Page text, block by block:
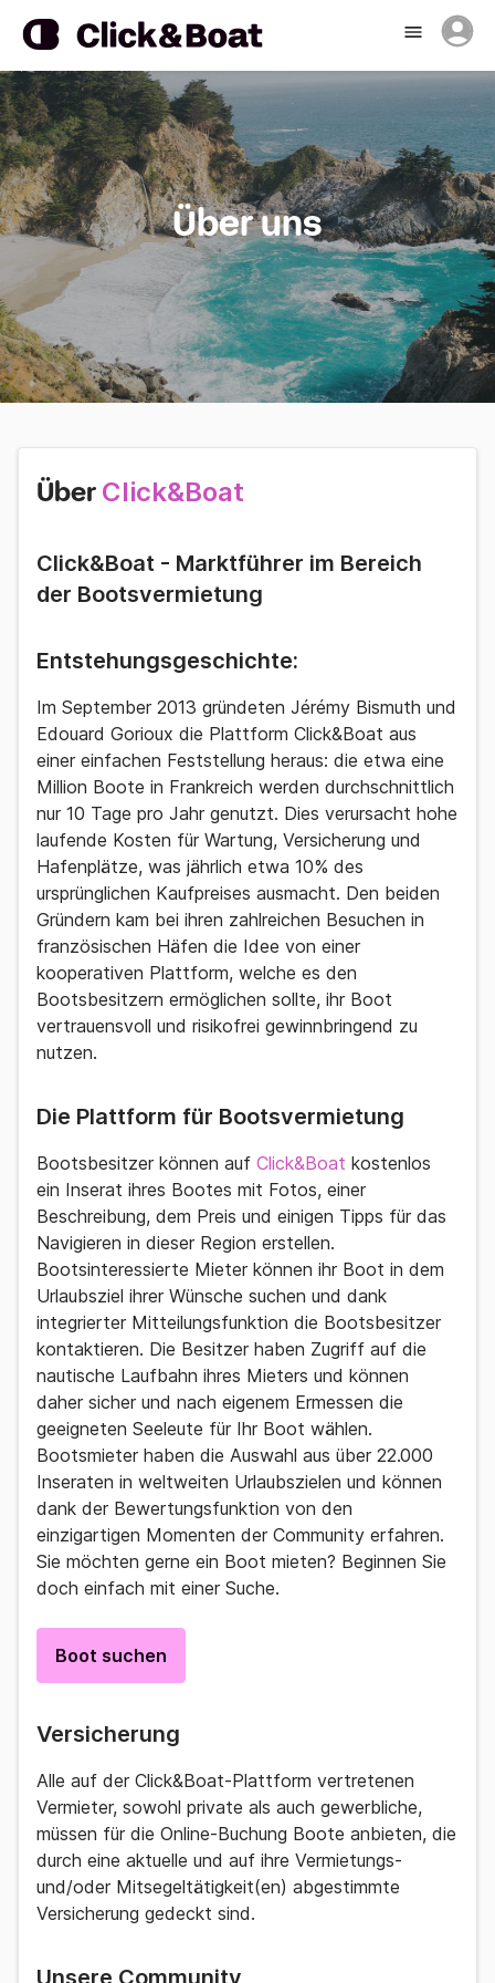
Über uns
Über Click&Boat
Click&Boat - Marktführer im Bereich
der Bootsvermietung
Entstehungsgeschichte:
Im September 2013 gründeten Jérémy Bismuth und
Edouard Gorioux die Plattform Click&Boat aus
einer einfachen Feststellung heraus: die etwa eine
Million Boote in Frankreich werden durchschnittlich
nur 10 Tage pro Jahr genutzt. Dies verursacht hohe
laufende Kosten für Wartung, Versicherung und
Hafenplätze, was jährlich etwa 10% des
ursprünglichen Kaufpreises ausmacht. Den beiden
Gründern kam bei ihren zahlreichen Besuchen in
französischen Häfen die Idee von einer
kooperativen Plattform, welche es den
Bootsbesitzern ermöglichen sollte, ihr Boot
vertrauensvoll und risikofrei gewinnbringend zu
nutzen.
Die Plattform für Bootsvermietung
Bootsbesitzer können auf Click&Boat kostenlos
ein Inserat ihres Bootes mit Fotos, einer
Beschreibung, dem Preis und einigen Tipps für das
Navigieren in dieser Region erstellen.
Bootsinteressierte Mieter können ihr Boot in dem
Urlaubsziel ihrer Wünsche suchen und dank
integrierter Mitteilungsfunktion die Bootsbesitzer
kontaktieren. Die Besitzer haben Zugriff auf die
nautische Laufbahn ihres Mieters und können
daher sicher und nach eigenem Ermessen die
geeigneten Seeleute für Ihr Boot wählen.
Bootsmieter haben die Auswahl aus über 22.000
Inseraten in weltweiten Urlaubszielen und können
dank der Bewertungsfunktion von den
einzigartigen Momenten der Community erfahren.
Sie möchten gerne ein Boot mieten? Beginnen Sie
doch einfach mit einer Suche.
Boot suchen
Versicherung
Alle auf der Click&Boat-Plattform vertretenen
Vermieter, sowohl private als auch gewerbliche,
müssen für die Online-Buchung Boote anbieten, die
durch eine aktuelle und auf ihre Vermietungs-
und/oder Mitsegeltätigkeit(en) abgestimmte
Versicherung gedeckt sind.
Unsere Community